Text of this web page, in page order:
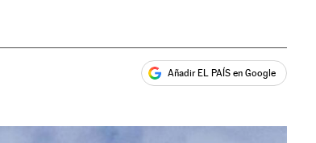
Añadir EL PAÍS en Google